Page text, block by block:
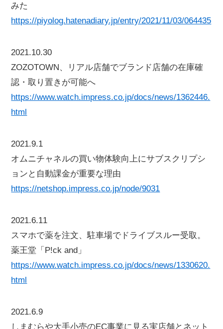
みた
https://piyolog.hatenadiary.jp/entry/2021/11/03/064435
2021.10.30
ZOZOTOWN、リアル店舗でブランド店舗の在庫確
認・取り置きが可能へ
https://www.watch.impress.co.jp/docs/news/1362446.
html
2021.9.1
オムニチャネルの買い物体験向上にサブスクリプシ
ョンと自動課金が重要な理由
https://netshop.impress.co.jp/node/9031
2021.6.11
スマホで薬を注文、駐車場でドライブスルー受取。
薬王堂「P!ck and」
https://www.watch.impress.co.jp/docs/news/1330620.
html
2021.6.9
しまむらや大手小売のEC事業に見る実店舗とネット